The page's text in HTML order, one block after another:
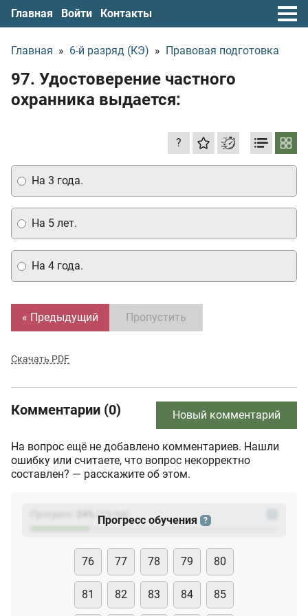
Главная Войти Контакты
Главная » 6-й разряд (КЭ) » Правовая подготовка
97. Удостоверение частного
охранника выдается:
?
На 3 года.
На 5 лет.
На 4 года.
« Предыдущий Пропустить
Скачать PDF
Комментарии (0) Новый комментарий
На вопрос ещё не добавлено комментариев. Нашли
ошибку или считаете, что вопрос некорректно
составлен? — расскажите об этом.
(23
Прогресс обучения ?
76 77 78 79 80
81 82 83 84 85